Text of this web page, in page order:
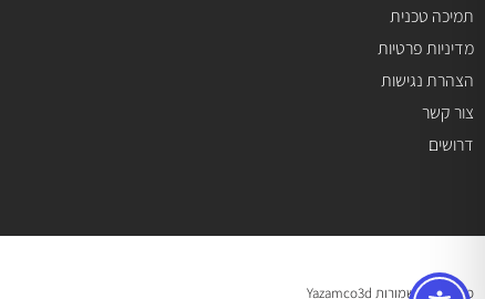
תמיכה טכנית
מדיניות פרטיות
הצהרת נגישות
צור קשר
דרושים
כל הזכויות שמורות Yazamco3d